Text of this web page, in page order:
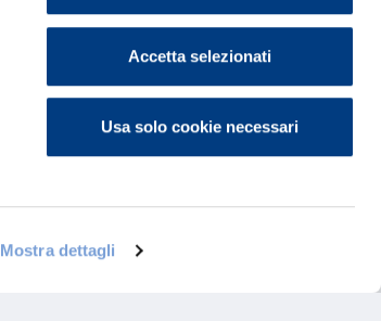
Mostra dettagli
Accetta selezionati
Usa solo cookie necessari